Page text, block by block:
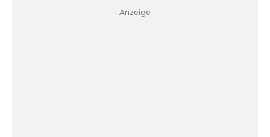
- Anzeige -